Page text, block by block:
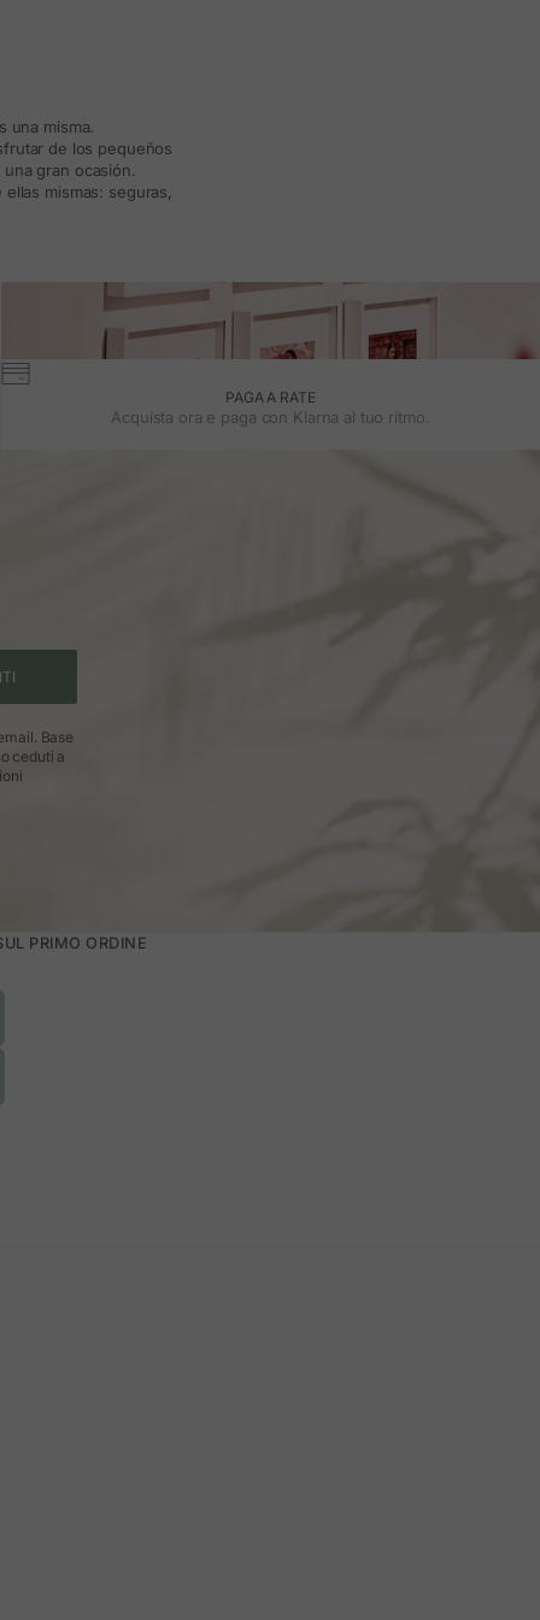
misma.
de los pequeños
gran ocasión.
mismas: seguras,
PAGA A RATE
Acquista ora e paga con Klarna al tuo ritmo.
Base
ceduti a
PRIMO ORDINE